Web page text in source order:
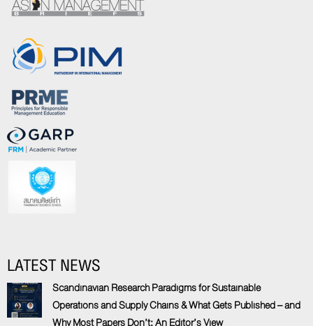
LATEST NEWS
Scandinavian Research Paradigms for Sustainable
Operations and Supply Chains & What Gets Published – and
Why Most Papers Don’t: An Editor’s View